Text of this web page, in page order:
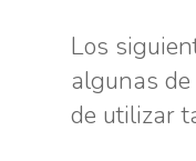
Los
algunas
de utilizar